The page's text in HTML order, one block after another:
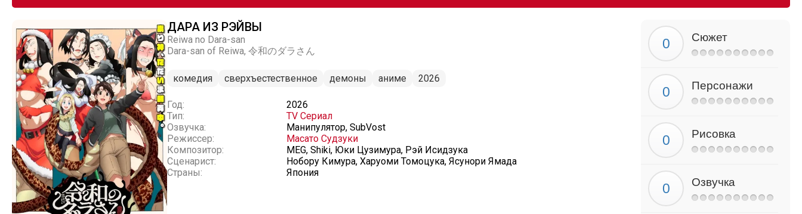
ДАРА ИЗ РЭЙВЫ
Reiwa no Dara-san
Dara-san of Reiwa, 令和のダラさん
комедия сверхъестественное демоны аниме 2026
Год:
2026
Тип:
TV Сериал
Озвучка:
Манипулятор, SubVost
Режиссер:
Масато Судзуки
Композитор:
MEG, Shiki, Юки Цузимура, Рэй Исидзука
Сценарист:
Нобору Кимура, Харуоми Томоцука, Ясунори Ямада
Страны:
Япония
Сюжет
Персонажи
Рисовка
Озвучка